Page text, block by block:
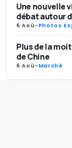
Une nouvelle
débat autour
6 Aoû-Photos
Plus de la
de Chine
6 Aoû-Marché